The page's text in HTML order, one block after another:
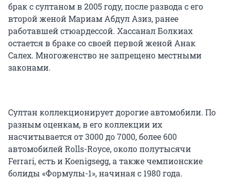
брак с султаном в 2005 году, после развода с его
второй женой Мариам Абдул Азиз, ранее
работавшей стюардессой. Хассанал Болкиах
остается в браке со своей первой женой Анак
Салех. Многоженство не запрещено местными
законами.
Султан коллекционирует дорогие автомобили. По
разным оценкам, в его коллекции их
насчитывается от 3000 до 7000, более 600
автомобилей Rolls-Royce, около полутысячи
Ferrari, есть и Koenigsegg, а также чемпионские
болиды «Формулы-1», начиная с 1980 года.